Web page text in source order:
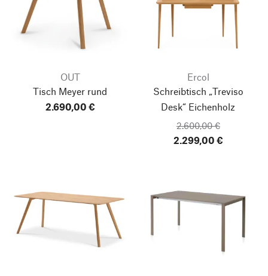
OUT
Tisch Meyer rund
2.690,00 €
Ercol
Schreibtisch „Treviso
Desk“ Eichenholz
2.600,00 €
2.299,00 €